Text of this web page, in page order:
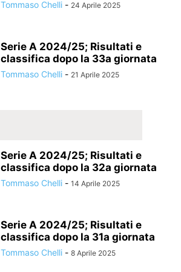
Tommaso Chelli - 24 Aprile 2025
Serie A 2024/25; Risultati e
classifica dopo la 33a giornata
Tommaso Chelli - 21 Aprile 2025
Serie A 2024/25; Risultati e
classifica dopo la 32a giornata
Tommaso Chelli - 14 Aprile 2025
Serie A 2024/25; Risultati e
classifica dopo la 31a giornata
Tommaso Chelli - 8 Aprile 2025